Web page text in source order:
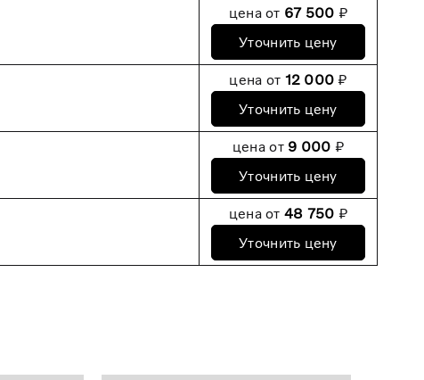
цена от 67 500 ₽
Уточнить цену
цена от 12 000 ₽
Уточнить цену
цена от 9 000 ₽
Уточнить цену
цена от 48 750 ₽
Уточнить цену